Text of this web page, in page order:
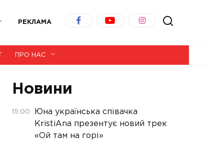
РЕКЛАМА
ПРО НАС
Новини
15:00
Юна українська співачка
KristiAna презентує новий трек
«Ой там на горі»